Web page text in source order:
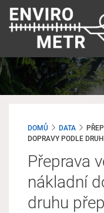
Přejít
hlavnímu
DOMŮ DATA
DOPRAVY PODLE
Přeprava
nákladní
druhu